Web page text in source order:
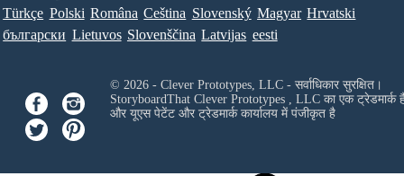
Türkçe Polski Româna Ceština Slovenský Magyar Hrvatski
български Lietuvos Slovenščina Latvijas eesti
© 2026 - Clever Prototypes, LLC - सर्वाधिकार सुरक्षित।
StoryboardThat Clever Prototypes , LLCका एक ट्रेडमार्क
और यूएस पेटेंट और ट्रेडमार्क कार्यालय में पंजीकृत है